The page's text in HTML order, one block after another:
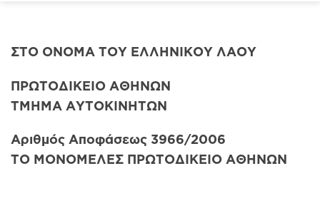
ΣΤΟ ΟΝΟΜΑ ΤΟΥ ΕΛΛΗΝΙΚΟΥ ΛΑΟΥ
ΠΡΩΤΟΔΙΚΕΙΟ ΑΘΗΝΩΝ
ΤΜΗΜΑ ΑΥΤΟΚΙΝΗΤΩΝ
Αριθμός Αποφάσεως 3966/2006
ΤΟ ΜΟΝΟΜΕΛΕΣ ΠΡΩΤΟΔΙΚΕΙΟ ΑΘΗΝΩΝ